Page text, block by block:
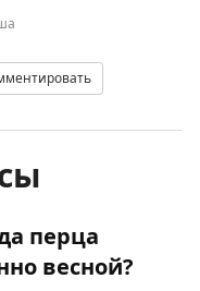
перца
весной?